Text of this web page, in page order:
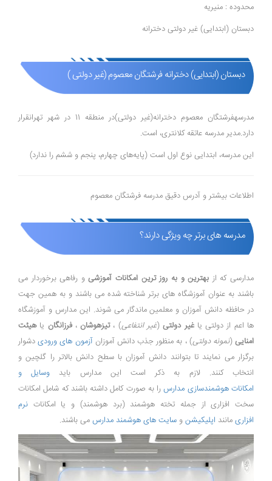
محدوده : منیریه
دبستان (ابتدایی) غیر دولتی دخترانه
دبستان (ابتدایی) دخترانه فرشتگان معصوم (غیر دولتی )
مدرسهفرشتگان معصوم دخترانه(غیر دولتی)در منطقه 11 در شهر تهرانقرار
دارد.مدیر مدرسه عاتقه کلانتری، است.
این مدرسه، ابتدایی نوع اول است (پایه‌های چهارم، پنجم و ششم را ندارد)
اطلاعات بیشتر و آدرس دقیق مدرسه فرشتگان معصوم
مدرسه های برتر چه ویژگی دارند؟
مدارسی که از بهترین و به روز ترین امکانات آموزشیو رفاهی برخوردار می
باشند به عنوان آموزشگاه های برتر شناخته شده می باشند و به همین جهت
در حافظه دانش آموزان و معلمین ماندگار می شوند. این مدارس و آموزشگاه
ها اعم از دولتی یاغیر دولتی(غیر انتفاعی) ،تیزهوشان،فرزانگان یاهیئت
امنایی(نمونه دولتی) ، به منظور جذب دانش آموزانآزمون های ورودیدشوار
برگزار می نمایند تا بتوانند دانش آموزان با سطح دانش بالاتر را گلچین و
انتخاب کنند. لازم به ذکر است این مدارس باید وسایل و
امکانات هوشمندسازی مدارسرا به صورت کامل داشته باشند که شامل امکانات
سخت افزاری از جمله تخته هوشمند (برد هوشمند) و یا امکانات نرم
افزاری مانند اپلیکیشن و سایت های هوشمند مدارس می باشند.